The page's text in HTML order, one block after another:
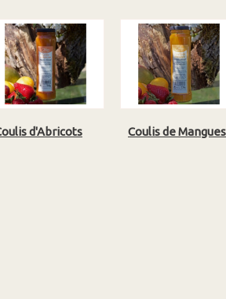
d'Abricots Coulis de Mangues